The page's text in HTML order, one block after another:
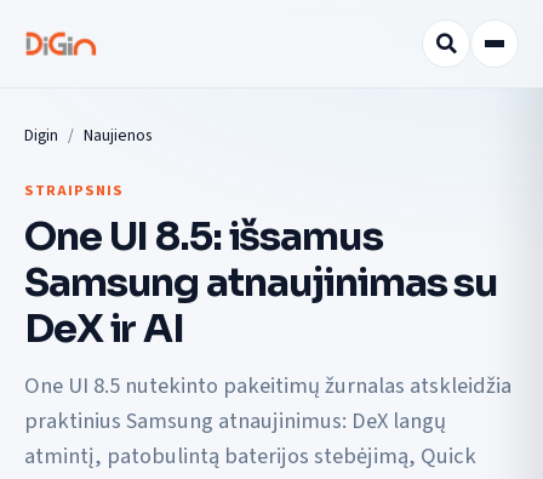
Digin Naujienos
STRAIPSNIS
One UI 8.5: išsamus
Samsung atnaujinimas su
DeX ir AI
One UI 8.5 nutekinto pakeitimų žurnalas atskleidžia
praktinius Samsung atnaujinimus: DeX langų
atmintį, patobulintą baterijos stebėjimą, Quick